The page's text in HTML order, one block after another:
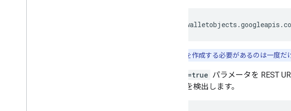
https://
クラスを作成する必要があるのは一度だ
strict=true パラメータを REST
エラーを検出します。